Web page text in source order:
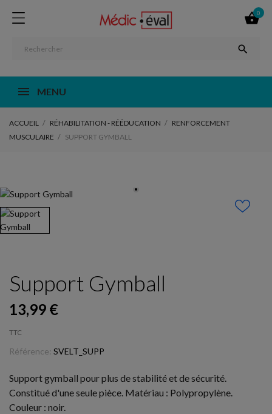

0

MENU
ACCUEIL RÉHABILITATION - RÉÉDUCATION
RENFORCEMENT
MUSCULAIRE
SUPPORT GYMBALL
Support Gymball
13,99 €
TTC
Référence: SVELT_SUPP
Support gymball pour plus de stabilité et de sécurité.
Constitué d'une seule pièce. Matériau : Polypropylène.
Couleur : noir.